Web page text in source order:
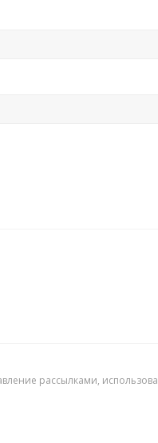
рассылками,